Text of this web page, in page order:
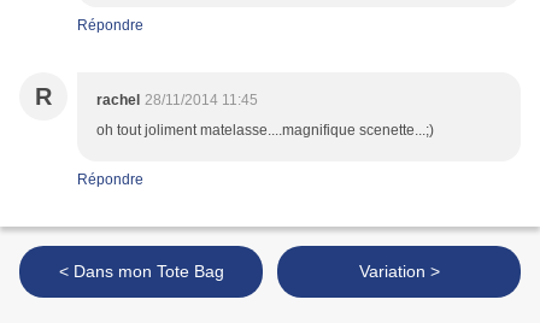
Répondre
R rachel 28/11/2014 11:45
oh tout joliment matelasse....magnifique scenette...;)
Répondre
< Dans mon Tote Bag Variation >